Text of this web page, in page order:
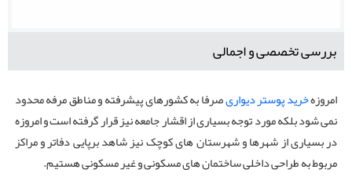
بررسی تخصصی و اجمالی
امروزهخرید پوستر دیواریصرفا به کشورهای پیشرفته و مناطق مرفه محدود
نمی شود بلکه مورد توجه بسیاری از اقشار جامعه نیز قرار گرفته است و امروزه
در بسیاری از شهرها و شهرستان های کوچک نیز شاهد برپایی دفاتر و مراکز
مربوط به طراحی داخلی ساختمان های مسکونی و غیر مسکونی هستیم.